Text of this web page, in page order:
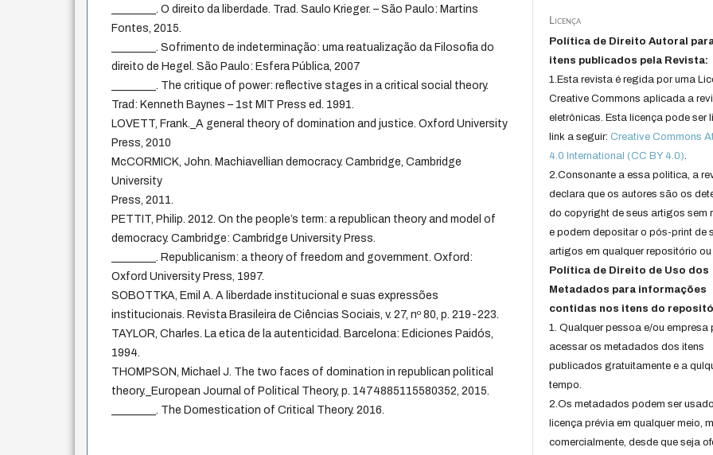
________. O direito da liberdade. Trad. Saulo Krieger. – São Paulo: Martins
Fontes, 2015.
________. Sofrimento de indeterminação: uma reatualização da Filosofia do
direito de Hegel. São Paulo: Esfera Pública, 2007
________. The critique of power: reflective stages in a critical social theory.
Trad: Kenneth Baynes – 1st MIT Press ed. 1991.
LOVETT, Frank._A general theory of domination and justice. Oxford University
Press, 2010
McCORMICK, John. Machiavellian democracy. Cambridge, Cambridge
University
Press, 2011.
PETTIT, Philip. 2012. On the people’s term: a republican theory and model of
democracy. Cambridge: Cambridge University Press.
________. Republicanism: a theory of freedom and government. Oxford:
Oxford University Press, 1997.
SOBOTTKA, Emil A. A liberdade institucional e suas expressões
institucionais. Revista Brasileira de Ciências Sociais, v. 27, nº 80, p. 219-223.
TAYLOR, Charles. La etica de la autenticidad. Barcelona: Ediciones Paidós,
1994.
THOMPSON, Michael J. The two faces of domination in republican political
theory._European Journal of Political Theory, p. 1474885115580352, 2015.
________. The Domestication of Critical Theory. 2016.
Licença
Política de Direito Autoral
itens publicados pela Revista:
1.Esta revista é regida por uma
Creative Commons aplicada a
eletrônicas. Esta licença pode ser
link a seguir:Creative Commons
4.0 International (CC BY 4.0).
2.Consonante a essa politica, a
declara que os autores são os
do copyright de seus artigos sem
e podem depositar o pós-print de
artigos em qualquer repositório ou
Política de Direito de Uso dos
Metadados para informações
contidas nos itens do
1. Qualquer pessoa e/ou empresa
acessar os metadados dos itens
publicados gratuitamente e a
tempo.
2.Os metadados podem ser
licença prévia em qualquer meio,
comercialmente, desde que seja